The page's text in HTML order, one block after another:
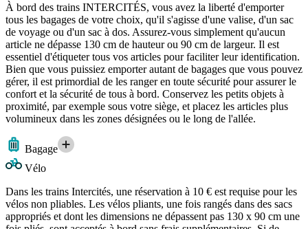
À bord des trains INTERCITÉS, vous avez la liberté d'emporter
tous les bagages de votre choix, qu'il s'agisse d'une valise, d'un sac
de voyage ou d'un sac à dos. Assurez-vous simplement qu'aucun
article ne dépasse 130 cm de hauteur ou 90 cm de largeur. Il est
essentiel d'étiqueter tous vos articles pour faciliter leur identification.
Bien que vous puissiez emporter autant de bagages que vous pouvez
gérer, il est primordial de les ranger en toute sécurité pour assurer le
confort et la sécurité de tous à bord. Conservez les petits objets à
proximité, par exemple sous votre siège, et placez les articles plus
volumineux dans les zones désignées ou le long de l'allée.
Bagage
Vélo
Dans les trains Intercités, une réservation à 10 € est requise pour les
vélos non pliables. Les vélos pliants, une fois rangés dans des sacs
appropriés et dont les dimensions ne dépassent pas 130 x 90 cm une